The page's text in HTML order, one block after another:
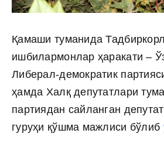
Қамаши туманида
ишбилармонлар ҳаракати –
Либерал-демократик
ҳамда Халқ депутатлари
партиядан сайланган
гуруҳи қўшма мажлиси бўлиб